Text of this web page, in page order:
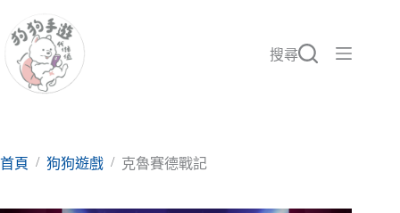
至
要
搜尋
首頁 / 狗狗遊戲 / 克魯賽德戰記